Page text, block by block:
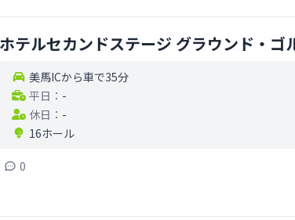
ホテルセカンドステージ グラウンド・ゴ
美馬ICから車で35分
平日： -
休日： -
16ホール
0